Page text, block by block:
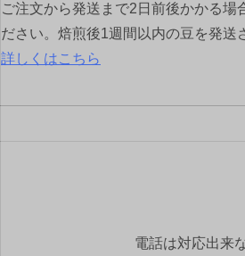
ご注文から発送まで2日前後かかる場
ださい。焙煎後1週間以内の豆を発送
詳しくはこちら
電話は対応出来